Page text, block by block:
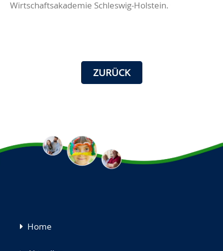
Wirtschaftsakademie Schleswig-Holstein.
ZURÜCK
Navigation
Home